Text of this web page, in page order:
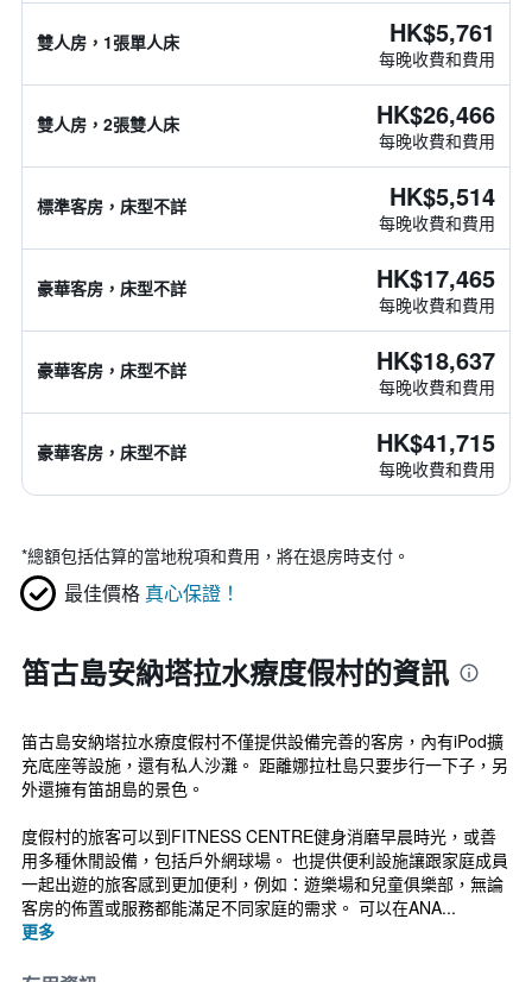
雙人房，1張單人床 HK$5,761
每晚收費和費用
雙人房，2張雙人床 HK$26,466
每晚收費和費用
標準客房，床型不詳 HK$5,514
每晚收費和費用
豪華客房，床型不詳 HK$17,465
每晚收費和費用
豪華客房，床型不詳 HK$18,637
每晚收費和費用
豪華客房，床型不詳 HK$41,715
每晚收費和費用
*總額包括估算的當地稅項和費用，將在退房時支付。
最佳價格 真心保證！
笛古島安納塔拉水療度假村的資訊
笛古島安納塔拉水療度假村不僅提供設備完善的客房，內有iPod擴
充底座等設施，還有私人沙灘。 距離娜拉杜島只要步行一下子，另
外還擁有笛胡島的景色。
度假村的旅客可以到FITNESS CENTRE健身消磨早晨時光，或善
用多種休閒設備，包括戶外網球場。 也提供便利設施讓跟家庭成員
一起出遊的旅客感到更加便利，例如：遊樂場和兒童俱樂部，無論
客房的佈置或服務都能滿足不同家庭的需求。 可以在ANA...
更多